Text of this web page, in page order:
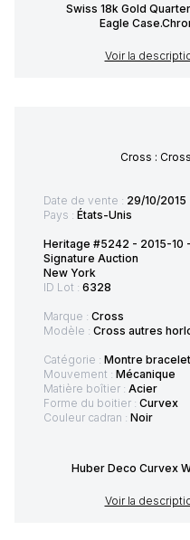
Swiss 18k Gold
Eagle
Voir la
Cross :
Date de vente : 29/10/2015
Pays : États-Unis
Heritage #5242 - 2015-10
Signature Auction
New York
ID Lot : 6328
Marque : Cross
Modèle : Cross autres
Catégorie : Montre bracelet
Mouvement : Mécanique
Matière boîtier : Acier
Forme du boitier : Curvex
Couleur cadran : Noir
Huber Deco Curvex
Voir la